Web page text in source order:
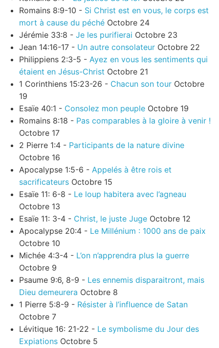
Romains 8:9-10 - Si Christ est en vous, le corps est
mort à cause du péché Octobre 24
Jérémie 33:8 - Je les purifierai Octobre 23
Jean 14:16-17 - Un autre consolateur Octobre 22
Philippiens 2:3-5 - Ayez en vous les sentiments qui
étaient en Jésus-Christ Octobre 21
1 Corinthiens 15:23-26 - Chacun son tour Octobre
19
Esaïe 40:1 - Consolez mon peuple Octobre 19
Romains 8:18 - Pas comparables à la gloire à venir !
Octobre 17
2 Pierre 1:4 - Participants de la nature divine
Octobre 16
Apocalypse 1:5-6 - Appelés à être rois et
sacrificateurs Octobre 15
Esaïe 11: 6-8 - Le loup habitera avec l’agneau
Octobre 13
Esaïe 11: 3-4 - Christ, le juste Juge Octobre 12
Apocalypse 20:4 - Le Millénium : 1000 ans de paix
Octobre 10
Michée 4:3-4 - L’on n’apprendra plus la guerre
Octobre 9
Psaume 9:6, 8-9 - Les ennemis disparaitront, mais
Dieu demeurera Octobre 8
1 Pierre 5:8-9 - Résister à l’influence de Satan
Octobre 7
Lévitique 16: 21-22 - Le symbolisme du Jour des
Expiations Octobre 5